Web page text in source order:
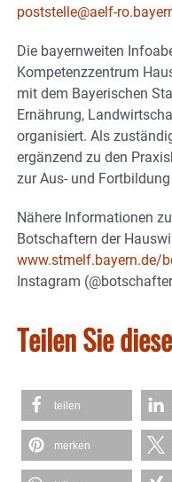
poststelle@aelf-
Die bayernweiten
Kompetenzzentrum
mit dem Bayerischen
Ernährung,
organisiert. Als
ergänzend zu den
zur Aus- und
Nähere Informationen
Botschaftern der
www.stmelf.bayern.de/
Instagram
Teilen Sie
teilen
merken